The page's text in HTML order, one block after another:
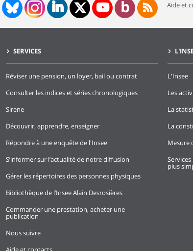
Aide et
SERVICES
Réviser une pension, un loyer, bail ou contrat
Consulter les indices et séries chronologiques
Sirene
Découvrir, apprendre, enseigner
Répondre à une enquête de l'Insee
S’informer sur l’actualité de notre diffusion
Gérer les répertoires des personnes physiques
Bibliothèque de l’Insee Alain Desrosières
Commander une prestation, acheter une
publication
Nous suivre
L'Insee
Les
La
La
Mesure
plus